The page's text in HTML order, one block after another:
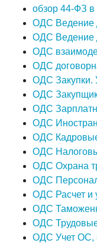
обзор 44-ФЗ в
ОДС Ведение
ОДС Ведение
ОДС
ОДС
ОДС Закупки.
ОДС
ОДС
ОДС
ОДС
ОДС
ОДС Охрана
ОДС
ОДС Расчет и
ОДС
ОДС
ОДС Учет ОС,